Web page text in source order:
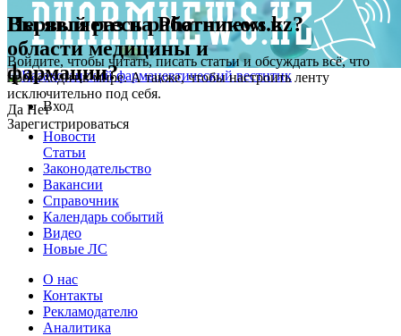
Первый раз на Pharmnews.kz?
Войдите, чтобы читать, писать статьи и обсуждать всё, что
происходит в мире. А также, чтобы настроить ленту
исключительно под себя.
Зарегистрироваться
Вы являетесь работником в
области медицины и
фармации?
Да НетВход
Новости
Статьи
Законодательство
Вакансии
Справочник
Календарь событий
Видео
Новые ЛС
О нас
Контакты
Рекламодателю
Аналитика